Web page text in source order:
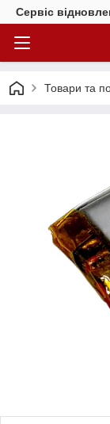
Сервіс
Товари та